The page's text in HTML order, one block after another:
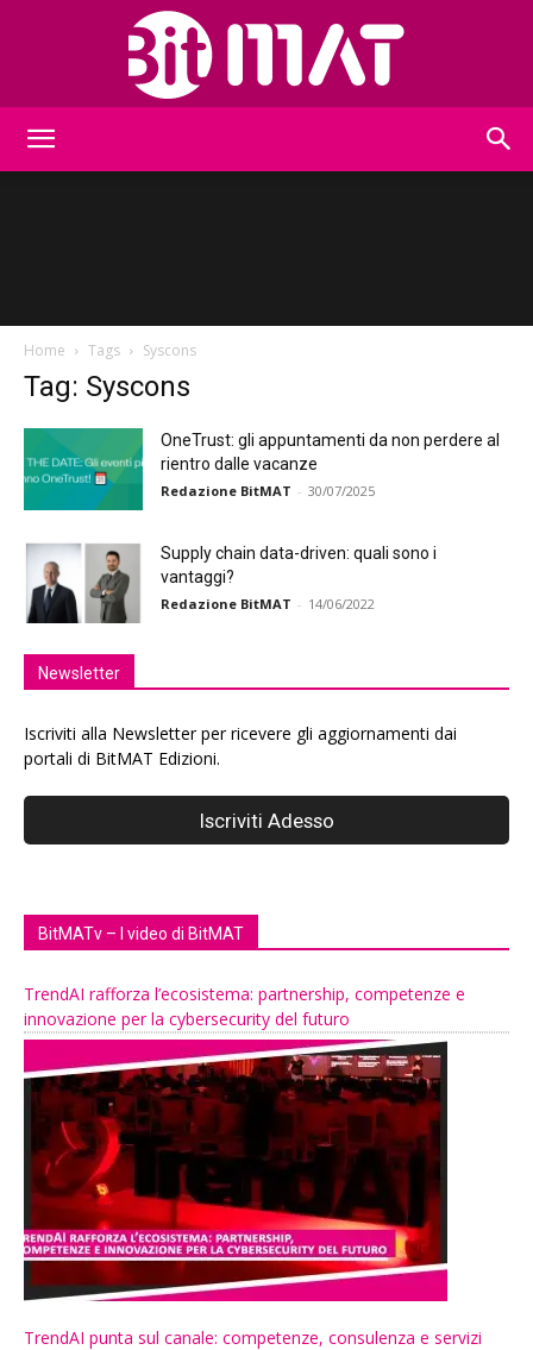
Home Tags Syscons
Tag: Syscons
OneTrust: gli appuntamenti da non perdere al
rientro dalle vacanze
Redazione BitMAT - 30/07/2025
Supply chain data-driven: quali sono i
vantaggi?
Redazione BitMAT - 14/06/2022
Newsletter
Iscriviti alla Newsletter per ricevere gli aggiornamenti dai
portali di BitMAT Edizioni.
BitMATv – I video di BitMAT
TrendAI rafforza l’ecosistema: partnership, competenze e
innovazione per la cybersecurity del futuro
TrendAI punta sul canale: competenze, consulenza e servizi